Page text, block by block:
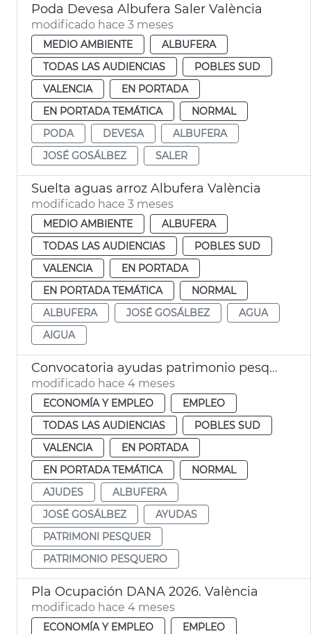
Poda Devesa Albufera Saler València
modificado hace 3 meses
MEDIO AMBIENTE
ALBUFERA
TODAS LAS AUDIENCIAS
POBLES SUD
VALENCIA
EN PORTADA
EN PORTADA TEMÁTICA
NORMAL
PODA
DEVESA
ALBUFERA
JOSÉ GOSÁLBEZ
SALER
Suelta aguas arroz Albufera València
modificado hace 3 meses
MEDIO AMBIENTE
ALBUFERA
TODAS LAS AUDIENCIAS
POBLES SUD
VALENCIA
EN PORTADA
EN PORTADA TEMÁTICA
NORMAL
ALBUFERA
JOSÉ GOSÁLBEZ
AGUA
AIGUA
Convocatoria ayudas patrimonio pesquero València 2026
modificado hace 4 meses
ECONOMÍA Y EMPLEO
EMPLEO
TODAS LAS AUDIENCIAS
POBLES SUD
VALENCIA
EN PORTADA
EN PORTADA TEMÁTICA
NORMAL
AJUDES
ALBUFERA
JOSÉ GOSÁLBEZ
AYUDAS
PATRIMONI PESQUER
PATRIMONIO PESQUERO
Pla Ocupación DANA 2026. València
modificado hace 4 meses
ECONOMÍA Y EMPLEO
EMPLEO